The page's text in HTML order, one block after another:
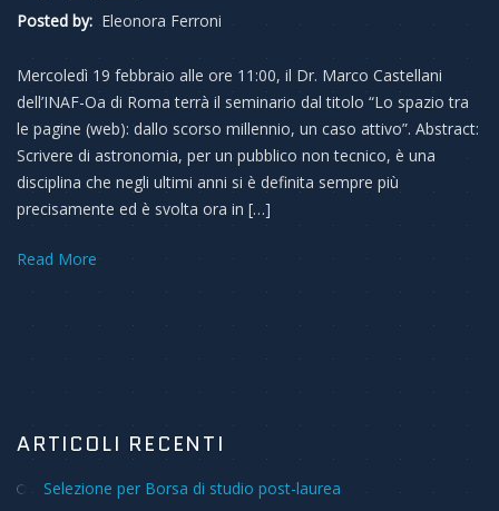
Posted by: Eleonora Ferroni
Mercoledì 19 febbraio alle ore 11:00, il Dr. Marco Castellani
dell’INAF-Oa di Roma terrà il seminario dal titolo “Lo spazio tra
le pagine (web): dallo scorso millennio, un caso attivo”. Abstract:
Scrivere di astronomia, per un pubblico non tecnico, è una
disciplina che negli ultimi anni si è definita sempre più
precisamente ed è svolta ora in […]
Read More
ARTICOLI RECENTI
Selezione per Borsa di studio post-laurea